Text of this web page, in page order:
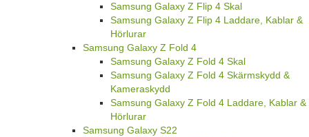
Samsung Galaxy Z Flip 4 Skal
Samsung Galaxy Z Flip 4 Laddare, Kablar &
Hörlurar
Samsung Galaxy Z Fold 4
Samsung Galaxy Z Fold 4 Skal
Samsung Galaxy Z Fold 4 Skärmskydd &
Kameraskydd
Samsung Galaxy Z Fold 4 Laddare, Kablar &
Hörlurar
Samsung Galaxy S22